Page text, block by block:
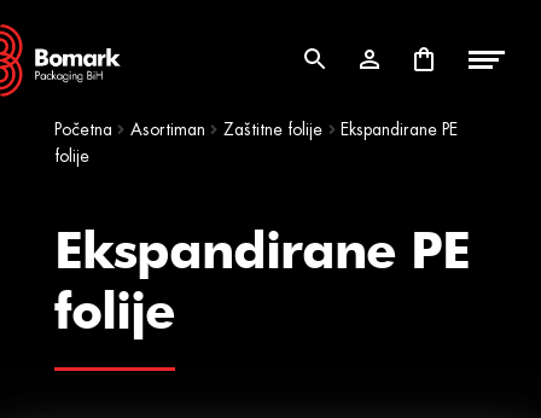
Skip
to
navigation
Skip
to
content
Početna Asortiman Zaštitne folije
Ekspandirane PE
folije
Ekspandirane PE
folije